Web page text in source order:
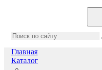
Главная
Каталог